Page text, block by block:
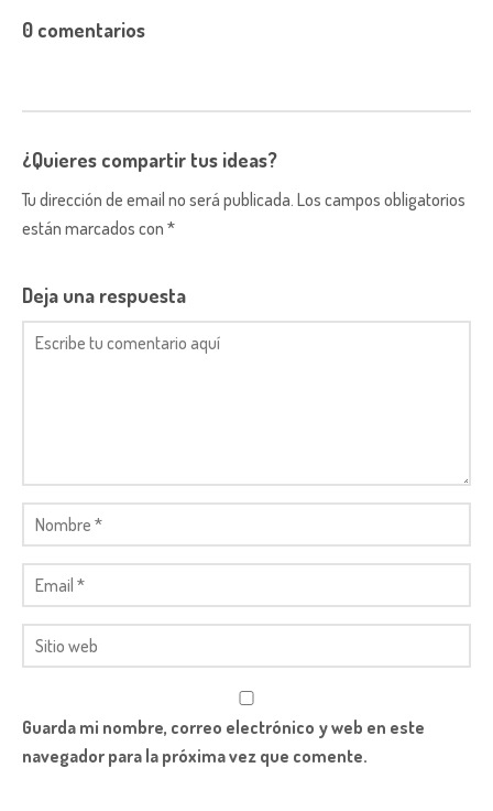
0 comentarios
¿Quieres compartir tus ideas?
Tu dirección de email no será publicada. Los campos obligatorios
están marcados con *
Deja una respuesta
Guarda mi nombre, correo electrónico y web en este
navegador para la próxima vez que comente.